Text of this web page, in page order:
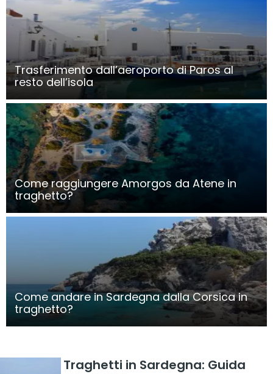
Trasferimento dall’aeroporto di Paros al
resto dell’isola
Come raggiungere Amorgos da Atene in
traghetto?
Come andare in Sardegna dalla Corsica in
traghetto?
Traghetti in Sardegna: Guida